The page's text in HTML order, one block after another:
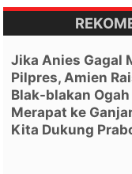
Jika Anies Gagal
Pilpres, Amien
Blak-blakan Ogah
Merapat ke
Kita Dukung